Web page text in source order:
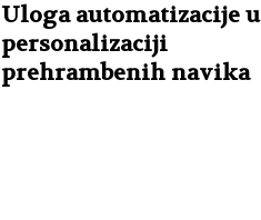
Uloga automatizacije u
personalizaciji
prehrambenih navika